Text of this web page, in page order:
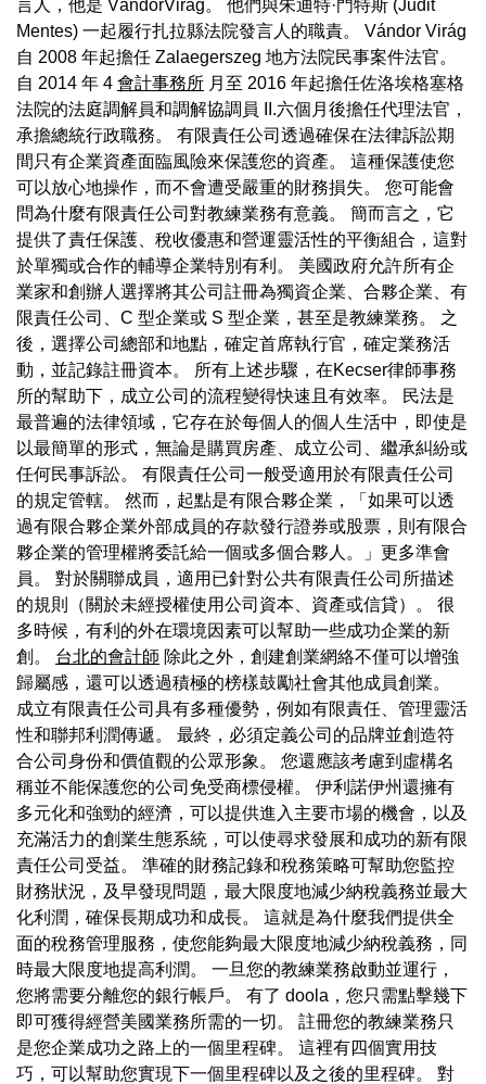
言人，他是 VándorVirág。 他們與朱迪特·門特斯 (Judit
Mentes) 一起履行扎拉縣法院發言人的職責。 Vándor Virág
自 2008 年起擔任 Zalaegerszeg 地方法院民事案件法官。
自 2014 年 4 會計事務所 月至 2016 年起擔任佐洛埃格塞格
法院的法庭調解員和調解協調員 II.六個月後擔任代理法官，
承擔總統行政職務。 有限責任公司透過確保在法律訴訟期
間只有企業資產面臨風險來保護您的資產。 這種保護使您
可以放心地操作，而不會遭受嚴重的財務損失。 您可能會
問為什麼有限責任公司對教練業務有意義。 簡而言之，它
提供了責任保護、稅收優惠和營運靈活性的平衡組合，這對
於單獨或合作的輔導企業特別有利。 美國政府允許所有企
業家和創辦人選擇將其公司註冊為獨資企業、合夥企業、有
限責任公司、C 型企業或 S 型企業，甚至是教練業務。 之
後，選擇公司總部和地點，確定首席執行官，確定業務活
動，並記錄註冊資本。 所有上述步驟，在Kecser律師事務
所的幫助下，成立公司的流程變得快速且有效率。 民法是
最普遍的法律領域，它存在於每個人的個人生活中，即使是
以最簡單的形式，無論是購買房產、成立公司、繼承糾紛或
任何民事訴訟。 有限責任公司一般受適用於有限責任公司
的規定管轄。 然而，起點是有限合夥企業，「如果可以透
過有限合夥企業外部成員的存款發行證券或股票，則有限合
夥企業的管理權將委託給一個或多個合夥人。」更多準會
員。 對於關聯成員，適用已針對公共有限責任公司所描述
的規則（關於未經授權使用公司資本、資產或信貸）。 很
多時候，有利的外在環境因素可以幫助一些成功企業的新
創。 台北的會計師 除此之外，創建創業網絡不僅可以增強
歸屬感，還可以透過積極的榜樣鼓勵社會其他成員創業。
成立有限責任公司具有多種優勢，例如有限責任、管理靈活
性和聯邦利潤傳遞。 最終，必須定義公司的品牌並創造符
合公司身份和價值觀的公眾形象。 您還應該考慮到虛構名
稱並不能保護您的公司免受商標侵權。 伊利諾伊州還擁有
多元化和強勁的經濟，可以提供進入主要市場的機會，以及
充滿活力的創業生態系統，可以使尋求發展和成功的新有限
責任公司受益。 準確的財務記錄和稅務策略可幫助您監控
財務狀況，及早發現問題，最大限度地減少納稅義務並最大
化利潤，確保長期成功和成長。 這就是為什麼我們提供全
面的稅務管理服務，使您能夠最大限度地減少納稅義務，同
時最大限度地提高利潤。 一旦您的教練業務啟動並運行，
您將需要分離您的銀行帳戶。 有了 doola，您只需點擊幾下
即可獲得經營美國業務所需的一切。 註冊您的教練業務只
是您企業成功之路上的一個里程碑。 這裡有四個實用技
巧，可以幫助您實現下一個里程碑以及之後的里程碑。 對